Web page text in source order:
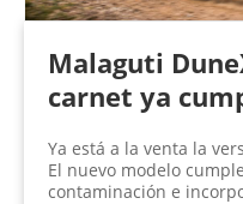
Malaguti
carnet ya
Ya está a la venta la
El nuevo modelo
contaminación e